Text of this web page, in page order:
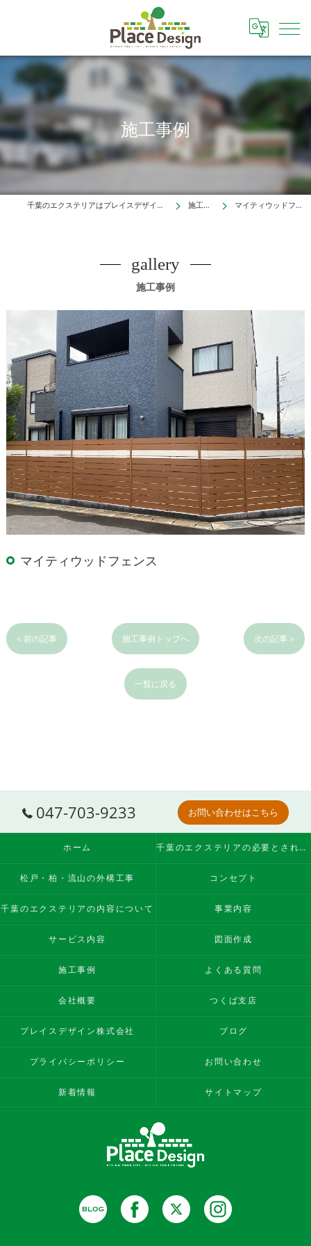
施工事例
千葉のエクステリアはプレイスデザイン株式会社 施工事例 マイティウッドフェンス
施工事例
gallery
マイティウッドフェンス
< 前の記事 施工事例トップへ 次の記事 >
一覧に戻る
047-703-9233 お問い合わせはこちら
ホーム 千葉のエクステリアの必要とされる理由
松戸・柏・流山の外構工事 コンセプト
千葉のエクステリアの内容について 事業内容
サービス内容 図面作成
施工事例 よくある質問
会社概要 つくば支店
プレイスデザイン株式会社 ブログ
プライバシーポリシー お問い合わせ
新着情報 サイトマップ